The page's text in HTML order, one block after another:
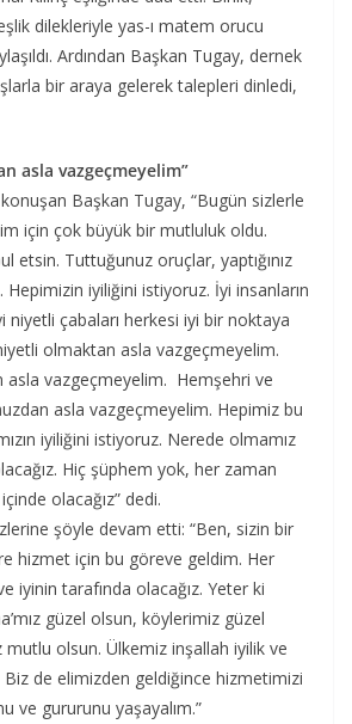
dilekleriyle yas-ı matem orucu
Ardından Başkan Tugay, dernek
bir araya gelerek talepleri dinledi,
asla vazgeçmeyelim”
konuşan Başkan Tugay, “Bugün sizlerle
için çok büyük bir mutluluk oldu.
etsin. Tuttuğunuz oruçlar, yaptığınız
iyiliğini istiyoruz. İyi insanların
niyetli çabaları herkesi iyi bir noktaya
olmaktan asla vazgeçmeyelim.
asla vazgeçmeyelim. Hemşehri ve
asla vazgeçmeyelim. Hepimiz bu
iyiliğini istiyoruz. Nerede olmamız
Hiç şüphem yok, her zaman
olacağız” dedi.
şöyle devam etti: “Ben, sizin bir
hizmet için bu göreve geldim. Her
iyinin tarafında olacağız. Yeter ki
güzel olsun, köylerimiz güzel
mutlu olsun. Ülkemiz inşallah iyilik ve
de elimizden geldiğince hizmetimizi
ve gururunu yaşayalım.”